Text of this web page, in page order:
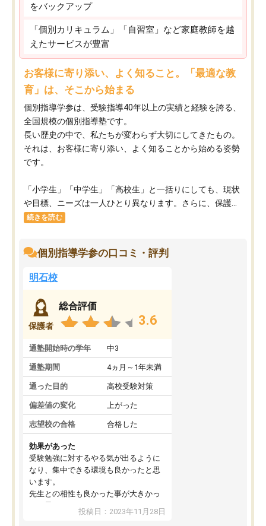
をバックアップ
「個別カリキュラム」「自習室」など家庭教師を越
えたサービスが豊富
お客様に寄り添い、よく知ること。「最適な教
育」は、そこから始まる
個別指導学参は、受験指導40年以上の実績と経験を誇る、
全国規模の個別指導塾です。
長い歴史の中で、私たちが変わらず大切にしてきたもの。
それは、お客様に寄り添い、よく知ることから始める姿勢
です。
「小学生」「中学生」「高校生」と一括りにしても、現状
や目標、ニーズは一人ひとり異なります。さらに、保護...
続きを読む
個別指導学参の口コミ・評判
明石校
保護者
総合評価
3.6
通塾開始時の学年 中3
通塾期間 4ヵ月～1年未満
通った目的 高校受験対策
偏差値の変化 上がった
志望校の合格 合格した
効果があった
受験勉強に対するやる気が出るように
なり、集中できる環境も良かったと思
います。
先生との相性も良かった事が大きかっ
たと思います。
投稿日：2023年11月28日